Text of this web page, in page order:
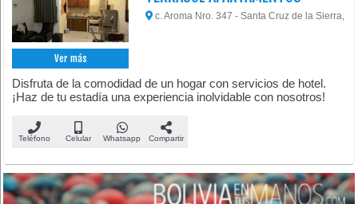
Ver más
c. Aroma Nro. 347 - Santa Cruz de la Sierra,
Disfruta de la comodidad de un hogar con servicios de hotel.
¡Haz de tu estadía una experiencia inolvidable con nosotros!
Teléfono Celular Whatsapp Compartir